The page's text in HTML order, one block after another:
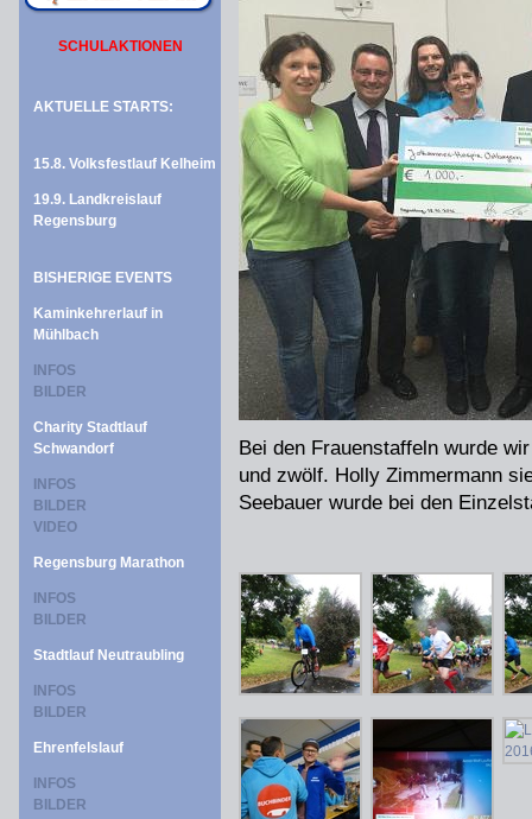
SCHULAKTIONEN
AKTUELLE STARTS:
15.8. Volksfestlauf Kelheim
19.9. Landkreislauf
Regensburg
BISHERIGE EVENTS
Kaminkehrerlauf in
Mühlbach
INFOS
BILDER
Charity Stadtlauf
Schwandorf
INFOS
BILDER
VIDEO
Regensburg Marathon
INFOS
BILDER
Stadtlauf Neutraubling
INFOS
BILDER
Ehrenfelslauf
INFOS
BILDER
Bei den Frauenstaffeln wurde
und zwölf. Holly Zimmermann
Seebauer wurde bei den